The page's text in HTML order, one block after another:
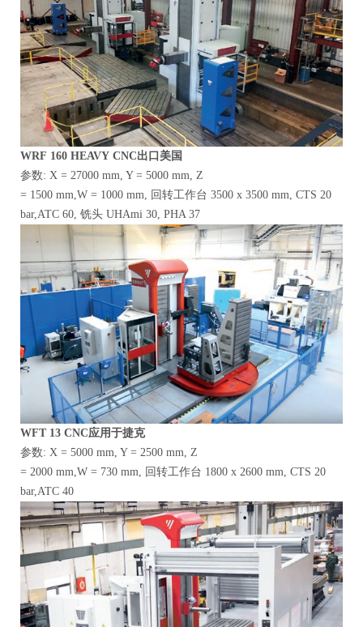
WRF 160 HEAVY CNC出口美国
参数: X = 27000 mm, Y = 5000 mm, Z
= 1500 mm,W = 1000 mm, 回转工作台 3500 x 3500 mm, CTS 20
bar,ATC 60, 铣头 UHAmi 30, PHA 37
WFT 13 CNC应用于捷克
参数: X = 5000 mm, Y = 2500 mm, Z
= 2000 mm,W = 730 mm, 回转工作台 1800 x 2600 mm, CTS 20
bar,ATC 40